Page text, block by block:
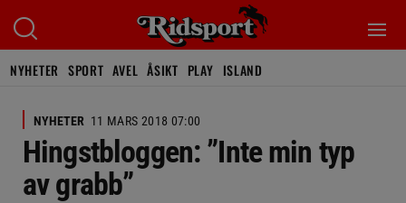
NYHETER SPORT AVEL ÅSIKT PLAY ISLAND
NYHETER 11 MARS 2018 07:00
Hingstbloggen: ”Inte min typ
av grabb”